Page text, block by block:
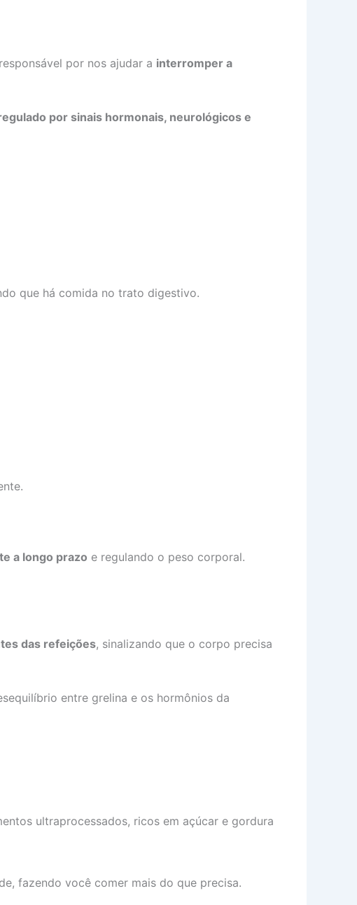
por nos ajudar a interromper a
por sinais hormonais, neurológicos e
que há comida no trato digestivo.
a longo prazo e regulando o peso corporal.
das refeições, sinalizando que o corpo precisa
entre grelina e os hormônios da
ultraprocessados, ricos em açúcar e gordura
fazendo você comer mais do que precisa.